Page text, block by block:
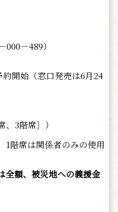
－489）
開始（窓口発売は6月24
3階席］）
階席は関係者のみの使用
全額、被災地への義援金